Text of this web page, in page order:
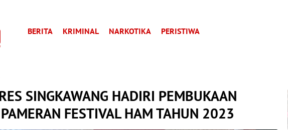
BERITA KRIMINAL NARKOTIKA PERISTIWA
SINGKAWANG HADIRI PEMBUKAAN
FESTIVAL HAM TAHUN 2023